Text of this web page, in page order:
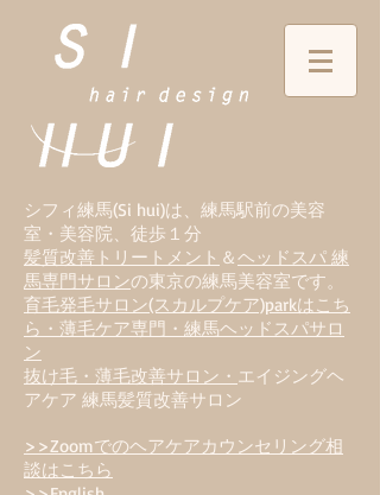
シフィ練馬(Si hui)は、 練馬駅前の美容
室・美容院、徒歩１分
髪質改善トリートメント ＆ヘッドスパ 練
馬専門サロンの東京の練馬美容室です。
育毛発毛サロン(スカルプケア)parkはこち
ら・薄毛ケア専門・練馬ヘッドスパサロ
ン
抜け毛・薄毛改善サロン・ エイジングヘ
アケア 練馬髪質改善サロン
>>Zoomでのヘアケアカウンセリング相
談はこちら